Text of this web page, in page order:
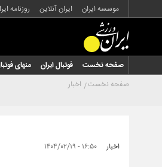
موسسه ایران ایران آنلاین روزنامه
صفحه نخست فوتبال ایران منهای
صفحه نخست اخبار
اخبار ۱۶:۵۰ - ۱۴۰۴/۰۲/۱۹